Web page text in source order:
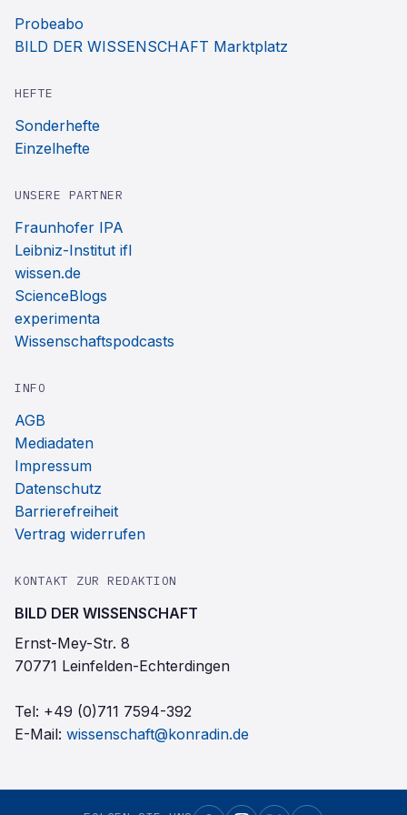
Probeabo
BILD DER WISSENSCHAFT Marktplatz
HEFTE
Sonderhefte
Einzelhefte
UNSERE PARTNER
Fraunhofer IPA
Leibniz-Institut ifl
wissen.de
ScienceBlogs
experimenta
Wissenschaftspodcasts
INFO
AGB
Mediadaten
Impressum
Datenschutz
Barrierefreiheit
Vertrag widerrufen
KONTAKT ZUR REDAKTION
BILD DER WISSENSCHAFT
Ernst-Mey-Str. 8
70771 Leinfelden-Echterdingen
Tel: +49 (0)711 7594-392
E-Mail: wissenschaft@konradin.de